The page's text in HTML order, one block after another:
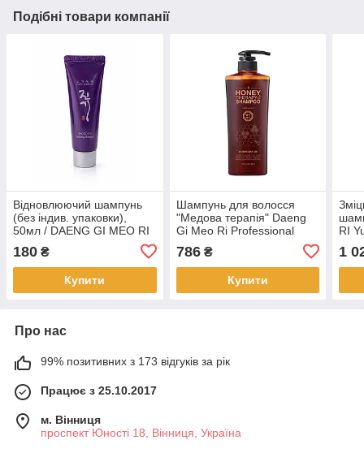
Подібні товари компанії
Відновлюючий шампунь
(без індив. упаковки),
50мл / DAENG GI MEO RI
Vitalizing Shampoo, 50ml
(09401)
180 ₴
Купити
Шампунь для волосся
"Медова терапія" Daeng
Gi Meo Ri Professional
Honey Therapy Shampoo
500 мл (08343)
786₴
Купити
RI
1
Про нас
99% позитивних з 173 відгуків за рік
Працює з 25.10.2017
м. Вінниця
проспект Юності 18, Вінниця, Україна